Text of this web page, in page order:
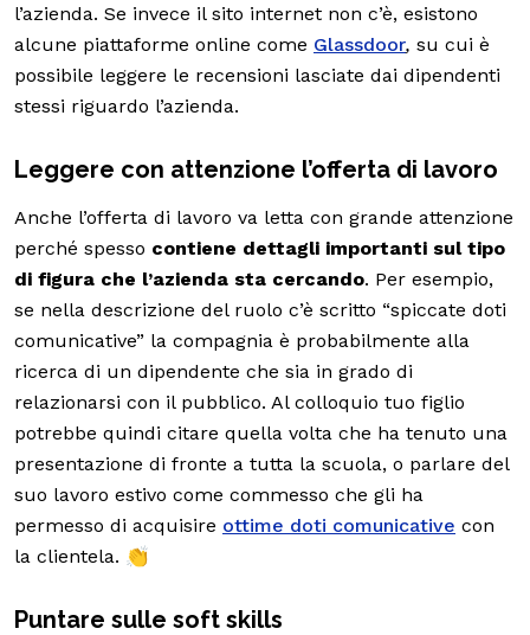
l’azienda. Se invece il sito internet non c’è, esistono
alcune piattaforme online come Glassdoor, su cui è
possibile leggere le recensioni lasciate dai dipendenti
stessi riguardo l’azienda.
Leggere con attenzione l’offerta di lavoro
Anche l’offerta di lavoro va letta con grande attenzione
perché spesso contiene dettagli importanti sul tipo
di figura che l’azienda sta cercando. Per esempio,
se nella descrizione del ruolo c’è scritto “spiccate doti
comunicative” la compagnia è probabilmente alla
ricerca di un dipendente che sia in grado di
relazionarsi con il pubblico. Al colloquio tuo figlio
potrebbe quindi citare quella volta che ha tenuto una
presentazione di fronte a tutta la scuola, o parlare del
suo lavoro estivo come commesso che gli ha
permesso di acquisire ottime doti comunicative con
la clientela. 👏
Puntare sulle soft skills